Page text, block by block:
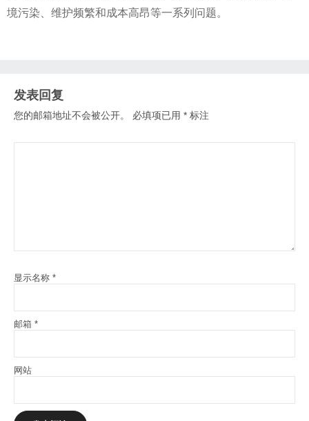
境污染、维护频繁和成本高昂等一系列问题。
发表回复
您的邮箱地址不会被公开。 必填项已用 * 标注
显示名称 *
邮箱 *
网站